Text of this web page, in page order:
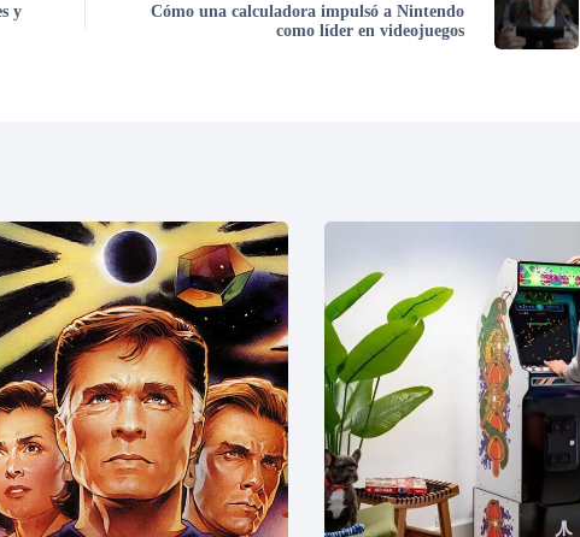
y
Cómo una calculadora impulsó a Nintendo
como líder en videojuegos